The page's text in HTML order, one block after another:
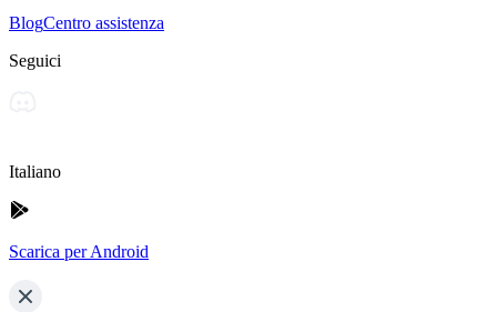
BlogCentro assistenza
Seguici
Italiano
Scarica per Android